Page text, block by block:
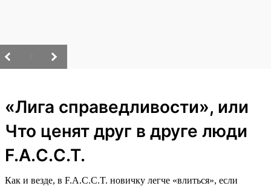
«Лига справедливости», или
Что ценят друг в друге люди
F.A.C.C.T.
Как и везде, в F.A.C.C.T. новичку легче «влиться», если